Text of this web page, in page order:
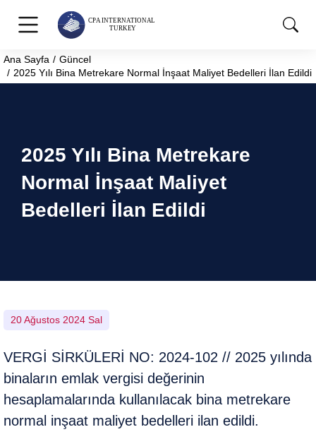
You are here:
Ana Sayfa
Güncel
2025 Yılı Bina Metrekare Normal İnşaat Maliyet Bedelleri İlan Edildi
2025 Yılı Bina Metrekare
Normal İnşaat Maliyet
Bedelleri İlan Edildi
20 Ağustos 2024 Sal
VERGİ SİRKÜLERİ NO: 2024-102 // 2025 yılında
binaların emlak vergisi değerinin
hesaplamalarında kullanılacak bina metrekare
normal inşaat maliyet bedelleri ilan edildi.